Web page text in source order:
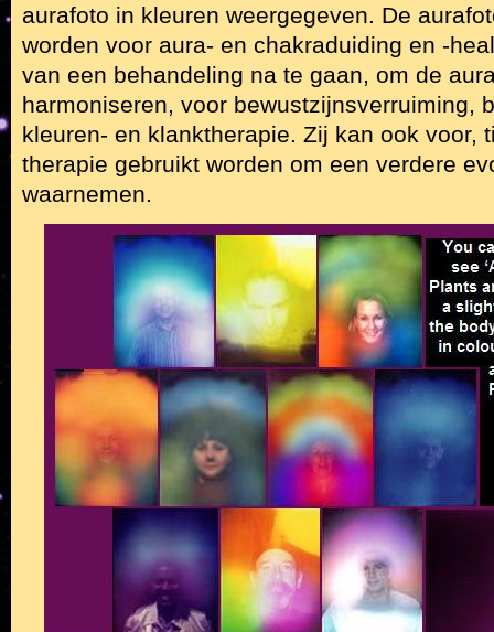
aurafoto in kleuren weergegeven. De
worden voor aura- en chakraduiding en -
van een behandeling na te gaan, om de
harmoniseren, voor bewustzijnsverruiming,
kleuren- en klanktherapie. Zij kan ook voor,
therapie gebruikt worden om een verdere
waarnemen.